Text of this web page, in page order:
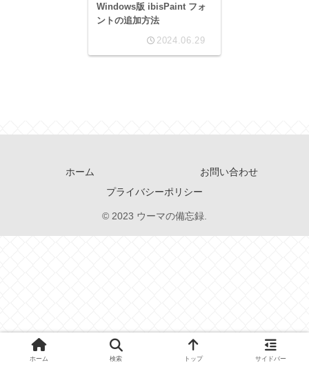
Windows版 ibisPaint フォ
ントの追加方法
2024.06.29
ホーム
お問い合わせ
プライバシーポリシー
© 2023 ウーマの備忘録.
ホーム 検索 トップ サイドバー